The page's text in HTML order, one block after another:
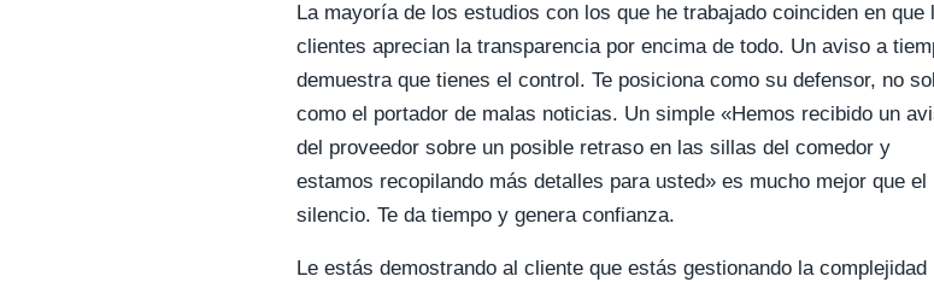
La mayoría de los estudios con los que he trabajado coinciden en que
clientes aprecian la transparencia por encima de todo. Un aviso a
demuestra que tienes el control. Te posiciona como su defensor, no
como el portador de malas noticias. Un simple «Hemos recibido un
del proveedor sobre un posible retraso en las sillas del comedor y
estamos recopilando más detalles para usted» es mucho mejor que el
silencio. Te da tiempo y genera confianza.
Le estás demostrando al cliente que estás gestionando la